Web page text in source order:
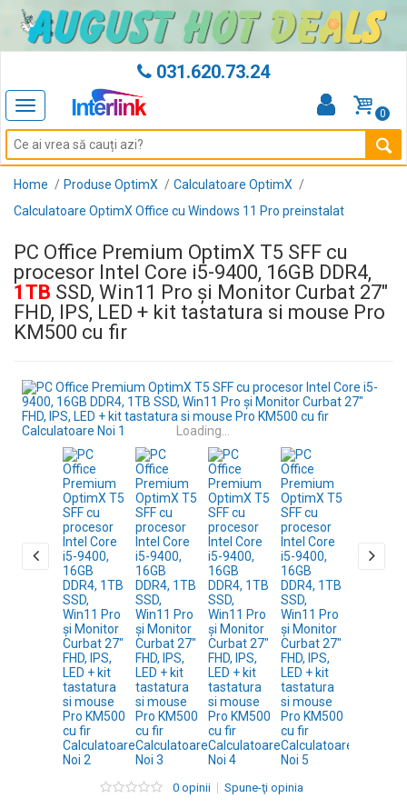
031.620.73.24
Toggle
navigation
0
Home Produse OptimX
Calculatoare OptimX
Calculatoare OptimX Office cu Windows 11 Pro preinstalat
PC Office Premium OptimX T5 SFF cu
procesor Intel Core i5-9400, 16GB DDR4,
1TB SSD, Win11 Pro și Monitor Curbat 27"
FHD, IPS, LED + kit tastatura si mouse Pro
KM500 cu fir
Loading...
0 opinii Spune-ţi opinia